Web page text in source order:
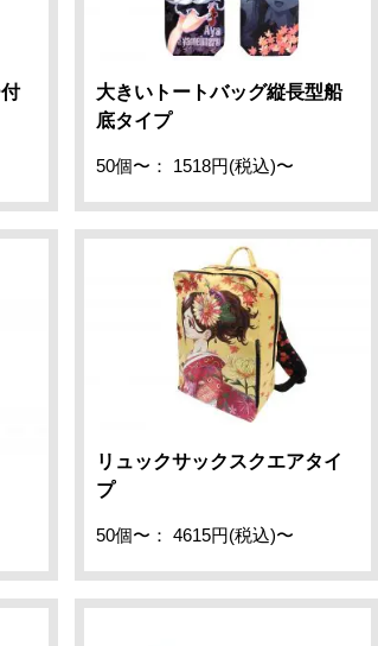
大きいトートバッグ縦長型船
底タイプ
50個〜： 1518円(税込)〜
リュックサックスクエアタイ
プ
50個〜： 4615円(税込)〜